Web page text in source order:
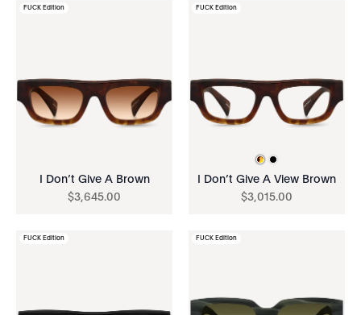
FUCK Edition
I Don’t Give A Brown
$3,645.00
FUCK Edition
I Don’t Give A View Brown
$3,015.00
FUCK Edition FUCK Edition